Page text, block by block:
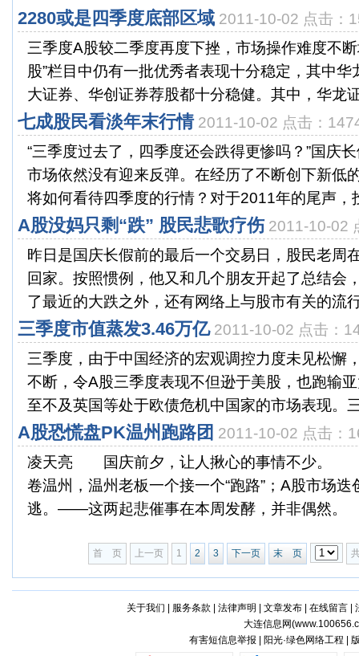
2280或是四季度底部区域 2011-10-02 点击：
三季度A股较二季度再度下挫，市场操作难度不
股”栏目中仍有一批优秀者表现十分稳定，其中
大证券、华创证券荐股都十分稳健。其中，华龙
七成股民看淡年末行情 2011-10-02 点击：
“三季度过去了，四季度还会跌得更惨吗？”国庆
市场依然没有迎来反弹。在经历了不断创下新低
将如何看待四季度的行情？对于2011年的尾声，
A股没妈只剩“跌” 股民悲歌疗伤 2011-10-02
昨日是国庆长假前的最后一个交易日，股民老周
回家。按照惯例，他又和几个朋友开起了总结会
了最近的大跌之外，还有网络上与股市有关的流
三季度市值蒸发3.46万亿 2011-10-02 点击：
三季度，由于中国经济的宏观调控力度未见松懈
不断，令A股三季度表现不但逊于美股，也跑输
至不及英国等处于欧债危机中国家的市场表现。
A股恐慌盘PK温州跑路团 2011-10-02 点击：
凌天亮 国庆前夕，让人揪心的事情不少。
卷温州，温州老板一个接一个“跑路”；A股市场
逃。——这两起悲催事在本周发酵，并非偶然
首 页 上一页 1 2 3 下一页 末 页
关于我们 服务条款 法律声明 文章发布| 在线留言|
大连信息网(
有害短信息举报 | 阳光·绿色网络工程 |